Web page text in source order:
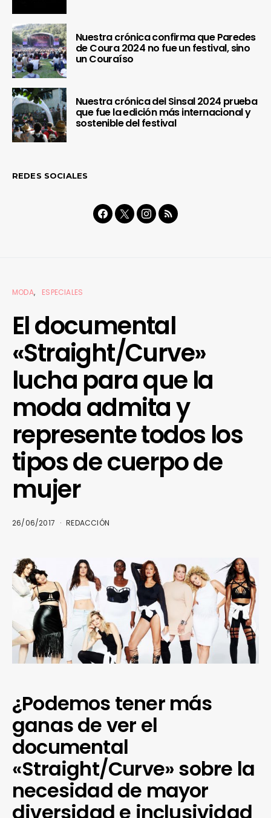
Nuestra crónica confirma que Paredes
de Coura 2024 no fue un festival, sino
un Couraíso
Nuestra crónica del Sinsal 2024 prueba
que fue la edición más internacional y
sostenible del festival
REDES SOCIALES
MODA ESPECIALES
El documental
«Straight/Curve»
lucha para que la
moda admita y
represente todos los
tipos de cuerpo de
mujer
26/06/2017 REDACCIÓN
¿Podemos tener más
ganas de ver el
documental
«Straight/Curve» sobre la
necesidad de mayor
diversidad e inclusividad